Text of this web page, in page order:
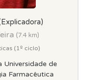
(7.4 km)
(1º ciclo)
Universidade de
Farmacêutica